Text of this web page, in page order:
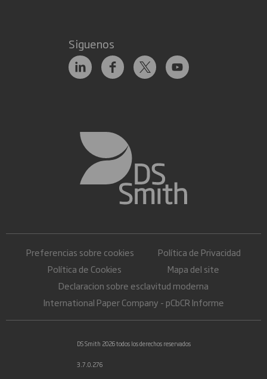
Siguenos
Preferencias sobre cookies
Política de Privacidad
Política de Cookies
Mapa del site
Declaracion sobre esclavitud moderna
International Paper Company - pCbCR Informe
DS Smith 2026 todos los derechos reservados
3.7.0.276